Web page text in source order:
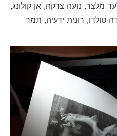
מלצר, נועה צדקה, אן קולונג,
טולדו, רונית ידעיה, תמר